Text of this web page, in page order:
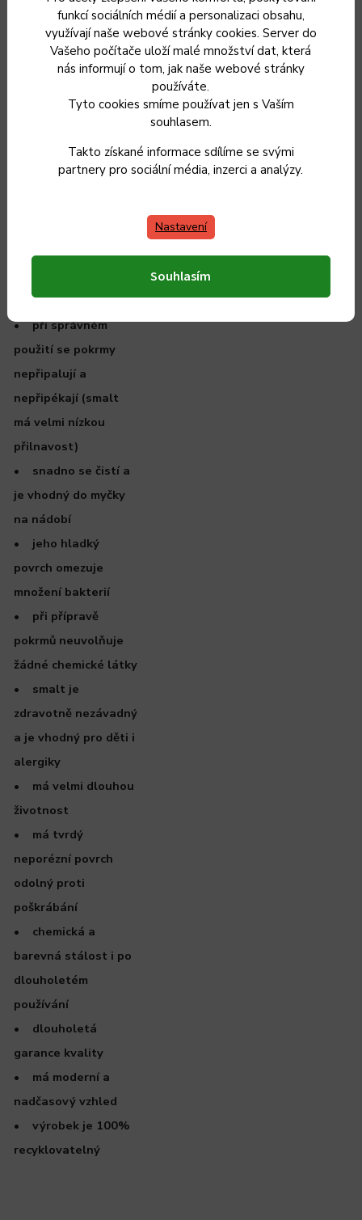
funkcí sociálních médií a personalizaci obsahu,
využívají naše webové stránky cookies. Server do
Vašeho počítače uloží malé množství dat, která
nás informují o tom, jak naše webové stránky
používáte.
Tyto cookies smíme používat jen s Vaším
souhlasem.
Takto získané informace sdílíme se svými
partnery pro sociální média, inzerci a analýzy.
Nastavení
Souhlasím
včetně plynové i
elektrické trouby
• zaručuje 100 %
rovnoměrný rozvod
tepla pro dokonalou
tepla představuje
úspornější vaření
• při správném
použití se pokrmy
nepřipalují a
nepřipékají (smalt
má velmi nízkou
přilnavost)
• snadno se čistí a
je vhodný do myčky
na nádobí
• jeho hladký
povrch omezuje
množení bakterií
• při přípravě
pokrmů neuvolňuje
žádné chemické látky
• smalt je
zdravotně nezávadný
a je vhodný pro děti i
alergiky
• má velmi dlouhou
životnost
• má tvrdý
neporézní povrch
odolný proti
poškrábání
• chemická a
barevná stálost i po
dlouholetém
používání
• dlouholetá
garance kvality
• má moderní a
nadčasový vzhled
• výrobek je 100%
recyklovatelný